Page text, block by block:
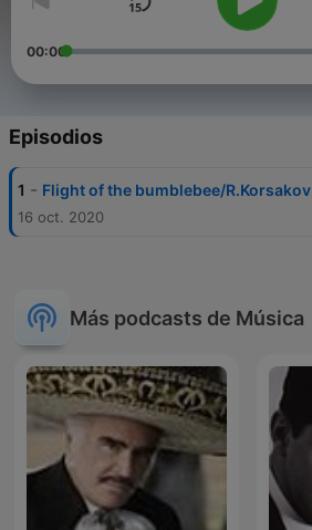
00:00
Episodios
1 - Flight of the bumblebee/R.Korsakov
16 oct. 2020
Más podcasts de Música